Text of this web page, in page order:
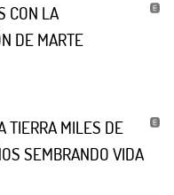
CON LA
DE MARTE
TIERRA MILES DE
SEMBRANDO VIDA